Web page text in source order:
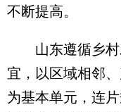
不断提高。
山东遵循乡村
宜，以区域相邻
为基本单元，连